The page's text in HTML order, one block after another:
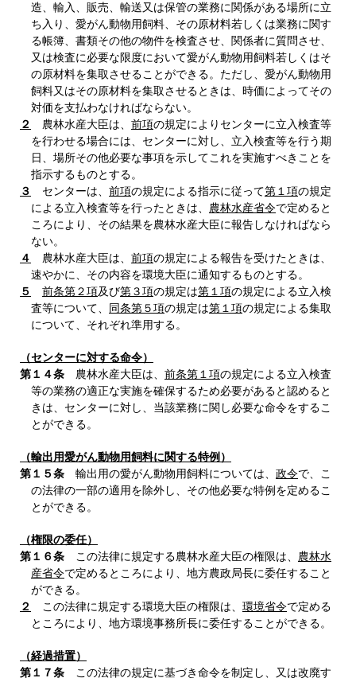
造、輸入、販売、輸送又は保管の業務に関係がある場所に立
ち入り、愛がん動物用飼料、その原材料若しくは業務に関す
る帳簿、書類その他の物件を検査させ、関係者に質問させ、
又は検査に必要な限度において愛がん動物用飼料若しくはそ
の原材料を集取させることができる。ただし、愛がん動物用
飼料又はその原材料を集取させるときは、時価によってその
対価を支払わなければならない。
２
農林水産大臣は、 前項の規定によりセンターに立入検査等
を行わせる場合には、センターに対し、立入検査等を行う期
日、場所その他必要な事項を示してこれを実施すべきことを
指示するものとする。
３
センターは、 前項の規定による指示に従って第１項の規定
による立入検査等を行ったときは、 農林水産省令で定めると
ころにより、その結果を農林水産大臣に報告しなければなら
ない。
４
農林水産大臣は、 前項の規定による報告を受けたときは、
速やかに、その内容を環境大臣に通知するものとする。
５
前条第２項及び第３項の規定は第１項の規定による立入検
査等について、 同条第５項の規定は第１項の規定による集取
について、それぞれ準用する。
（センターに対する命令）
第１４条 農林水産大臣は、 前条第１項の規定による立入検査
等の業務の適正な実施を確保するため必要があると認めると
きは、センターに対し、当該業務に関し必要な命令をするこ
とができる。
（輸出用愛がん動物用飼料に関する特例）
第１５条 輸出用の愛がん動物用飼料については、 政令で、こ
の法律の一部の適用を除外し、その他必要な特例を定めるこ
とができる。
（権限の委任）
第１６条 この法律に規定する農林水産大臣の権限は、 農林水
産省令で定めるところにより、地方農政局長に委任すること
ができる。
２
この法律に規定する環境大臣の権限は、 環境省令で定める
ところにより、地方環境事務所長に委任することができる。
（経過措置）
第１７条 この法律の規定に基づき命令を制定し、又は改廃す